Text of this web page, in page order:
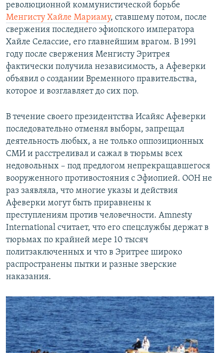
революционной коммунистической борьбе
Менгисту Хайле Мариаму, ставшему потом, после
свержения последнего эфиопского императора
Хайле Селассие, его главнейшим врагом. В 1991
году после свержения Менгисту Эритрея
фактически получила независимость, а Афеверки
объявил о создании Временного правительства,
которое и возглавляет до сих пор.
В течение своего президентства Исайяс Афеверки
последовательно отменял выборы, запрещал
деятельность любых, а не только оппозиционных
СМИ и расстреливал и сажал в тюрьмы всех
недовольных – под предлогом непрекращавшегося
вооруженного противостояния с Эфиопией. ООН не
раз заявляла, что многие указы и действия
Афеверки могут быть приравнены к
преступлениям против человечности. Amnesty
International считает, что его спецслужбы держат в
тюрьмах по крайней мере 10 тысяч
политзаключенных и что в Эритрее широко
распространены пытки и разные зверские
наказания.